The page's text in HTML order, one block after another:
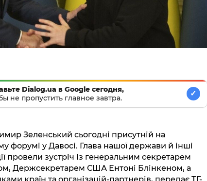
Dialog.ua в Google сегодня,
не пропустить главное завтра.
✓
Зеленський сьогодні присутній на
форумі у Давосі. Глава нашої держави й інші
провели зустріч із генеральним секретарем
Держсекретарем США Ентоні Блінкеном, а
країн та організацій-партнерів, передає ТГ-